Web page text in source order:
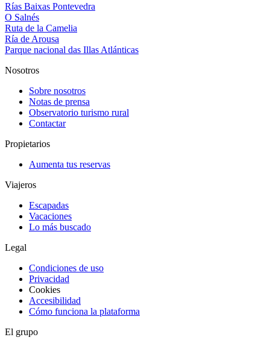
Rías Baixas Pontevedra
O Salnés
Ruta de la Camelia
Ría de Arousa
Parque nacional das Illas Atlánticas
Nosotros
Sobre nosotros
Notas de prensa
Observatorio turismo rural
Contactar
Propietarios
Aumenta tus reservas
Viajeros
Escapadas
Vacaciones
Lo más buscado
Legal
Condiciones de uso
Privacidad
Cookies
Accesibilidad
Cómo funciona la plataforma
El grupo